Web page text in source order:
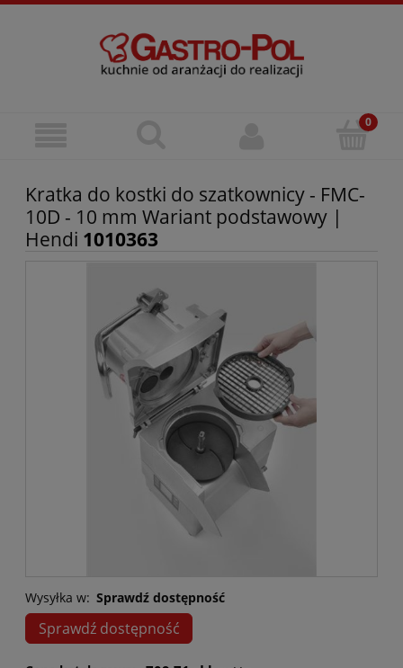
Kratka do kostki do szatkownicy - FMC-
10D - 10 mm Wariant podstawowy |
Hendi 1010363
Wysyłka w: Sprawdź dostępność
Sprawdź dostępność